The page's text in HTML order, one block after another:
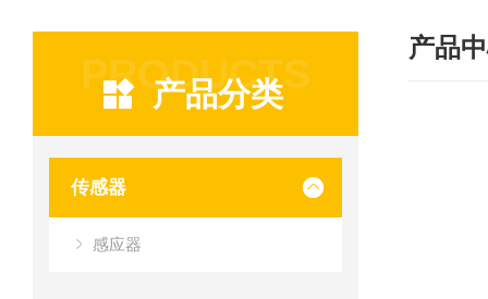
PRODUCTS
产品分类
传感器
感应器
产品